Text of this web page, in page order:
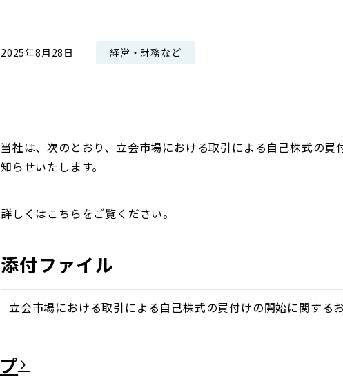
2025年8月28日 経営・財務など
当社は、次のとおり、立会市場における取引による自己株式の
知らせいたします。
詳しくはこちらをご覧ください。
添付ファイル
立会市場における取引による自己株式の買付けの開始に関する